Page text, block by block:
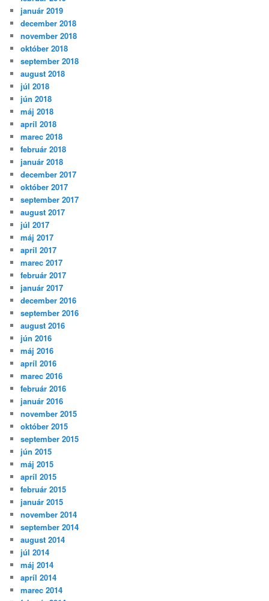
január 2019
december 2018
november 2018
október 2018
september 2018
august 2018
júl 2018
jún 2018
máj 2018
apríl 2018
marec 2018
február 2018
január 2018
december 2017
október 2017
september 2017
august 2017
júl 2017
máj 2017
apríl 2017
marec 2017
február 2017
január 2017
december 2016
september 2016
august 2016
jún 2016
máj 2016
apríl 2016
marec 2016
február 2016
január 2016
november 2015
október 2015
september 2015
jún 2015
máj 2015
apríl 2015
február 2015
január 2015
november 2014
september 2014
august 2014
júl 2014
máj 2014
apríl 2014
marec 2014